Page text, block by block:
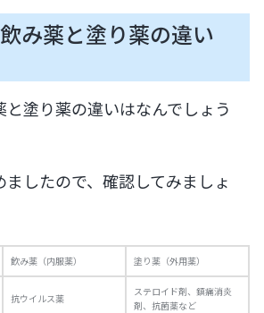
み薬と塗り薬の違い
塗り薬の違いはなんでしょう
したので、確認してみましょ
飲み薬（内服薬） 塗り薬（外用薬）
抗ウイルス薬
ステロイド剤、鎮痛消炎
剤、抗菌薬など